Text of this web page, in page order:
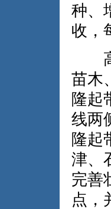
种、
收，
高
苗木
隆起
线两
隆起
津、
完善
点，